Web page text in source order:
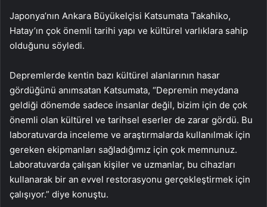
Japonya’nın Ankara Büyükelçisi Katsumata Takahiko,
Hatay’ın çok önemli tarihi yapı ve kültürel varlıklara sahip
olduğunu söyledi.
Depremlerde kentin bazı kültürel alanlarının hasar
gördüğünü anımsatan Katsumata, “Depremin meydana
geldiği dönemde sadece insanlar değil, bizim için de çok
önemli olan kültürel ve tarihsel eserler de zarar gördü. Bu
laboratuvarda inceleme ve araştırmalarda kullanılmak için
gereken ekipmanları sağladığımız için çok memnunuz.
Laboratuvarda çalışan kişiler ve uzmanlar, bu cihazları
kullanarak bir an evvel restorasyonu gerçekleştirmek için
çalışıyor.” diye konuştu.